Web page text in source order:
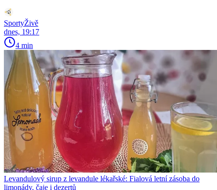
SportyŽivě
dnes, 19:17
4 min
Levandulový sirup z levandule lékařské: Fialová letní zásoba do
limonády, čaje i dezertů